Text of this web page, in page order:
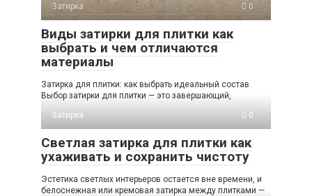
Затирка 0
Виды затирки для плитки как
выбрать и чем отличаются
материалы
Затирка для плитки: как выбрать идеальный состав
Выбор затирки для плитки — это завершающий,
Затирка
0
Светлая затирка для плитки как
ухаживать и сохранить чистоту
Эстетика светлых интерьеров остается вне времени, и
белоснежная или кремовая затирка между плитками —